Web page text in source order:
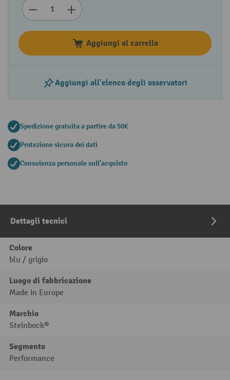
Aggiungi al carrello
Aggiungi all'elenco degli osservatori
Spedizione gratuita a partire da 50€
Protezione sicura dei dati
Consulenza personale sull'acquisto
Dettagli tecnici
Colore
blu / grigio
Luogo di fabbricazione
Made in Europe
Marchio
Steinbock®
Segmento
Performance